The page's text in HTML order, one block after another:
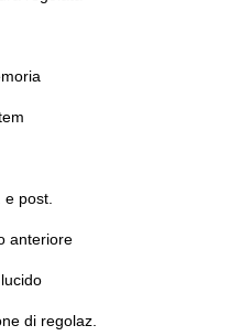
post.
anteriore
di regolaz.